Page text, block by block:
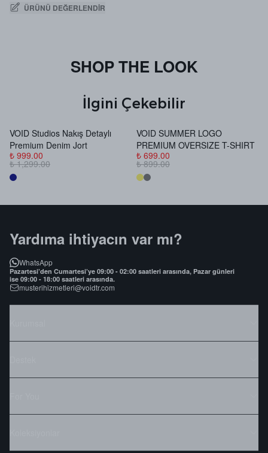
ÜRÜNÜ DEĞERLENDIR
SHOP THE LOOK
İlgini Çekebilir
VOID Studios Nakış Detaylı
Premium Denim Jort
₺ 999.00
₺ 1,299.00
VOID SUMMER LOGO
PREMIUM OVERSIZE T-SHIRT
₺ 699.00
₺ 899.00
Yardıma ihtiyacın var mı?
WhatsApp
Pazartesi’den Cumartesi’ye 09:00 - 02:00 saatleri arasında, Pazar günleri
ise 09:00 - 18:00 saatleri arasında.
musterihizmetleri@voidtr.com